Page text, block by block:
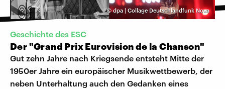
©dpa | Collage Deutschlandfunk Nova
Geschichte des ESC
Der "Grand Prix Eurovision de la Chanson"
Gut zehn Jahre nach Kriegsende entsteht Mitte der
1950er Jahre ein europäischer Musikwettbewerb, der
neben Unterhaltung auch den Gedanken eines